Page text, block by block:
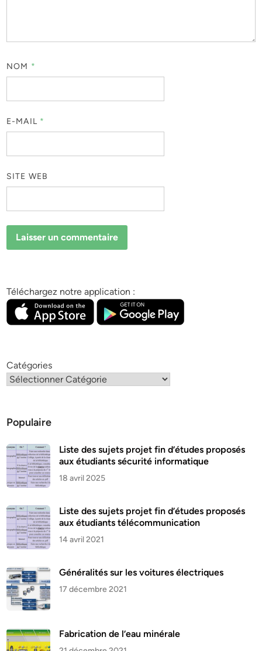
NOM *
E-MAIL *
SITE WEB
Téléchargez notre application :
Catégories
Populaire
Liste des sujets projet fin d’études proposés
aux étudiants sécurité informatique
18 avril 2025
Liste des sujets projet fin d’études proposés
aux étudiants télécommunication
14 avril 2021
Généralités sur les voitures électriques
17 décembre 2021
Fabrication de l’eau minérale